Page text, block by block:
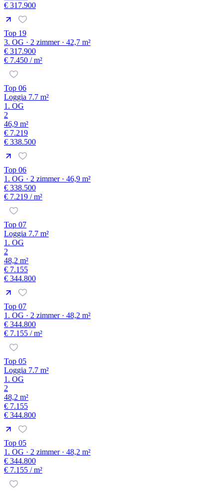
€ 317.900
Top 19
3. OG · 2 zimmer · 42,7 m²
€ 317.900
€ 7.450 / m²
Top 06
Loggia 7.7 m²
1. OG
2
46,9 m²
€ 7.219
€ 338.500
Top 06
1. OG · 2 zimmer · 46,9 m²
€ 338.500
€ 7.219 / m²
Top 07
Loggia 7.7 m²
1. OG
2
48,2 m²
€ 7.155
€ 344.800
Top 07
1. OG · 2 zimmer · 48,2 m²
€ 344.800
€ 7.155 / m²
Top 05
Loggia 7.7 m²
1. OG
2
48,2 m²
€ 7.155
€ 344.800
Top 05
1. OG · 2 zimmer · 48,2 m²
€ 344.800
€ 7.155 / m²